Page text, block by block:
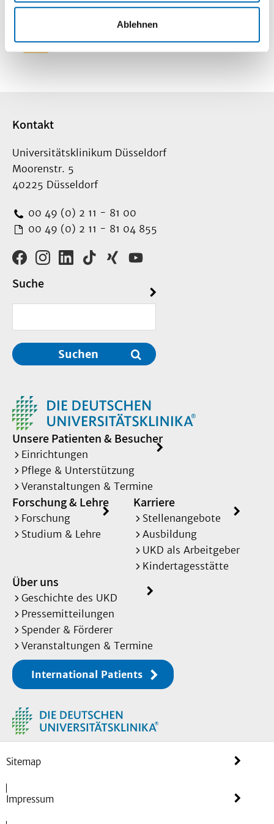
Ablehnen
So finden Sie
uns
Kontakt
Universitätsklinikum Düsseldorf
Moorenstr. 5
40225 Düsseldorf
00 49 (0) 2 11 - 81 00
00 49 (0) 2 11 - 81 04 855
Suche
Suchen
Unsere Patienten & Besucher
Einrichtungen
Pflege & Unterstützung
Veranstaltungen & Termine
Forschung & Lehre
Forschung
Studium & Lehre
Karriere
Stellenangebote
Ausbildung
UKD als Arbeitgeber
Kindertagesstätte
Über uns
Geschichte des UKD
Pressemitteilungen
Spender & Förderer
Veranstaltungen & Termine
International Patients
Sitemap
Impressum